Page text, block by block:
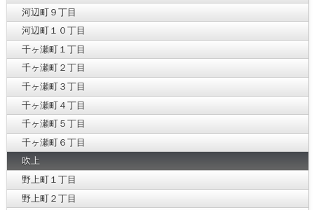
河辺町９丁目
河辺町１０丁目
千ヶ瀬町１丁目
千ヶ瀬町２丁目
千ヶ瀬町３丁目
千ヶ瀬町４丁目
千ヶ瀬町５丁目
千ヶ瀬町６丁目
吹上
野上町１丁目
野上町２丁目